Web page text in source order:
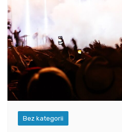
Bez kategorii